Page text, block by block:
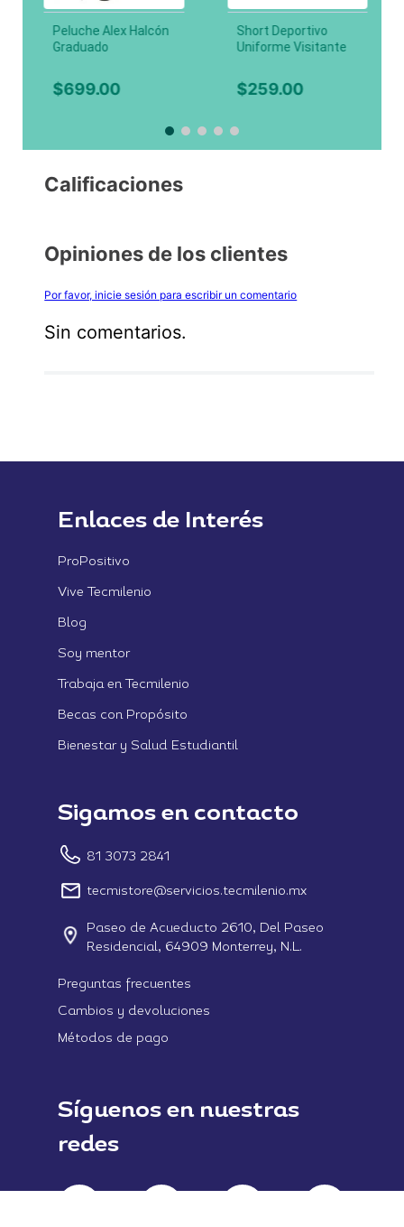
Peluche Alex Halcón
Graduado
$699.00
Short Deportivo
Uniforme Visitante
Limón
$259.00
Calificaciones
Opiniones de los clientes
Por favor, inicie sesión para escribir un comentario
Sin comentarios.
Enlaces de Interés
ProPositivo
Vive Tecmilenio
Blog
Soy mentor
Trabaja en Tecmilenio
Becas con Propósito
Bienestar y Salud Estudiantil
Sigamos en contacto
81 3073 2841
tecmistore@servicios.tecmilenio.mx
Paseo de Acueducto 2610, Del Paseo
Residencial, 64909 Monterrey, N.L.
Preguntas frecuentes
Cambios y devoluciones
Métodos de pago
Síguenos en nuestras
redes